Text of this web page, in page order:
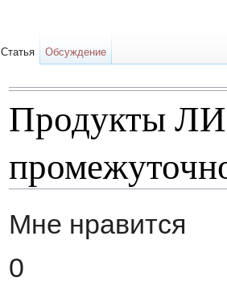
Продукты
Мне нравится
0
Статья Обсуждение